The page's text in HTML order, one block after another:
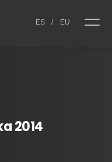
ES / EU
2014